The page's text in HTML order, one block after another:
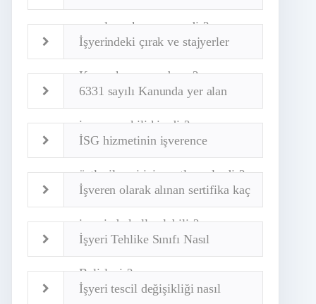
uygulama kapsamı nedir?
İşyerindeki çırak ve stajyerler
Kanun kapsamında mı?
6331 sayılı Kanunda yer alan
işveren vekili kimdir?
İSG hizmetinin işverence
üstlenilmesi için şartlar nelerdir?
İşveren olarak alınan sertifika kaç
işyerinde kullanılabilir?
İşyeri Tehlike Sınıfı Nasıl
Belirlenir?
İşyeri tescil değişikliği nasıl